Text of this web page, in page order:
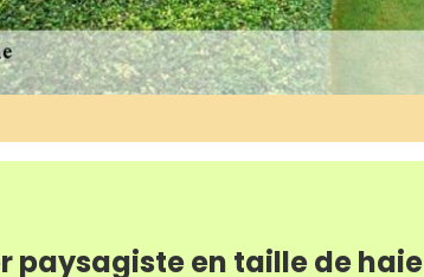
paysagiste en taille de haie